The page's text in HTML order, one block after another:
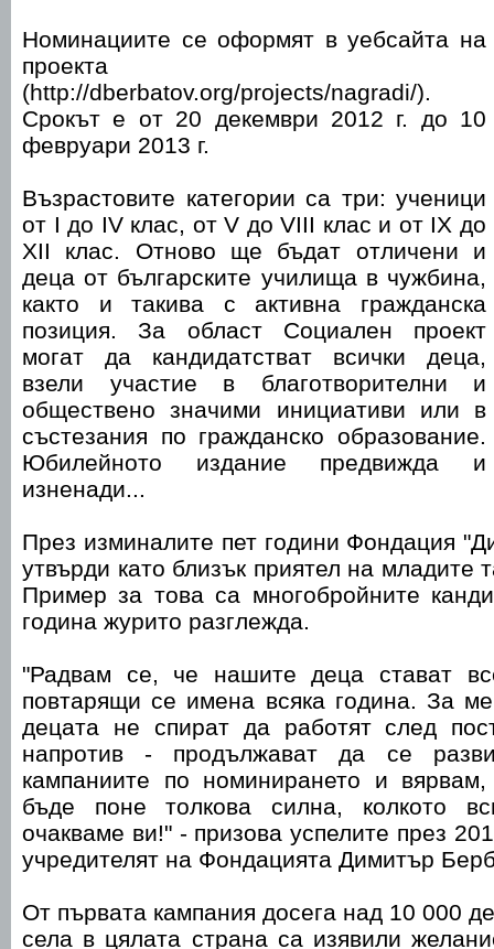
Номинациите се оформят в уебсайта на
проекта
(http://dberbatov.org/projects/nagradi/).
Срокът е от 20 декември 2012 г. до 10
февруари 2013 г.
Възрастовите категории са три: ученици
от I до IV клас, от V до VIII клас и от IX до
XII клас. Отново ще бъдат отличени и
деца от българските училища в чужбина,
както и такива с активна гражданска
позиция. За област Социален проект
могат да кандидатстват всички деца,
взели участие в благотворителни и
обществено значими инициативи или в
състезания по гражданско образование.
Юбилейното издание предвижда и
изненади...
През изминалите пет години Фондация
утвърди като близък приятел на младите
Пример за това са многобройните
година журито разглежда.
"Радвам се, че нашите деца стават
повтарящи се имена всяка година. За
децата не спират да работят след
напротив - продължават да се
кампаниите по номинирането и
бъде поне толкова силна, колкото
очакваме ви!" - призова успелите през
учредителят на Фондацията Димитър
От първата кампания досега над 10 000
села в цялата страна са изявили